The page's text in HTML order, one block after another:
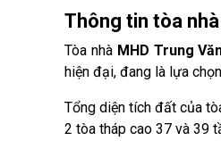
Thông tin tòa nhà
Tòa nhàMHD Trung
hiện đại, đang là lựa chọn
Tổng diện tích đất của
2 tòa tháp cao 37 và 39